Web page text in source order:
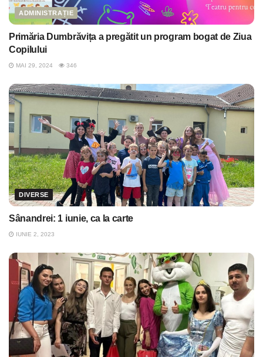
ADMINISTRAȚIE
Primăria Dumbrăvița a pregătit un program bogat de Ziua
Copilului
MAI 29, 2024 346
DIVERSE
Sânandrei: 1 iunie, ca la carte
IUNIE 2, 2023